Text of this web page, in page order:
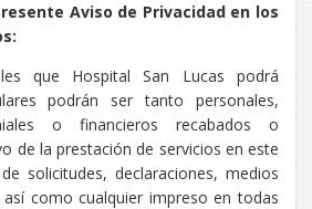
Aviso de Privacidad en los
que Hospital San Lucas podrá
podrán ser tanto personales,
o financieros recabados o
de la prestación de servicios en este
solicitudes, declaraciones, medios
como cualquier impreso en todas